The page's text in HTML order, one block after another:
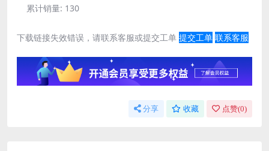
累计销量: 130
下载链接失效错误，请联系客服或提交工单 提交工单 联系客服
分享 收藏 点赞(0)